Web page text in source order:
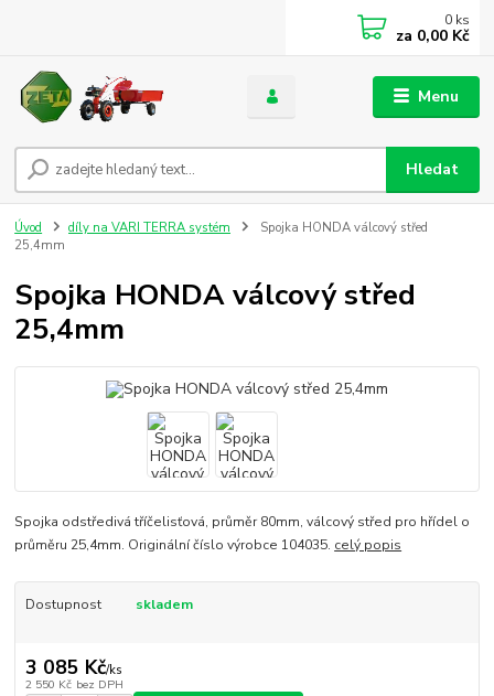
Menu
Hledat
0 ks
za 0,00 Kč
Úvod díly na VARI TERRA systém
Spojka HONDA válcový střed
25,4mm
Spojka HONDA válcový střed
25,4mm
Spojka odstředivá tříčelisťová, průměr 80mm, válcový střed pro hřídel o
průměru 25,4mm. Originální číslo výrobce 104035. celý popis
Dostupnost skladem
3 085 Kč/ks
2 550 Kč bez DPH